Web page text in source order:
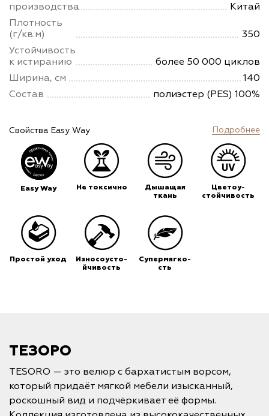
производства
Китай
Плотность
(г/кв.м)
350
Устойчивость
к истиранию
более 50 000 циклов
Ширина, см
140
Состав
полиэстер (PES) 100%
Свойства Easy Way Подробнее
Easy Way Не токсично
Дышащая
ткань
Цветоу-
стойчивость
Простой уход
Износоусто-
йчивость
Супермягко-
сть
ТЕЗОРО
TESORO — это велюр с бархатистым ворсом,
который придаёт мягкой мебели изысканный,
роскошный вид и подчёркивает её формы.